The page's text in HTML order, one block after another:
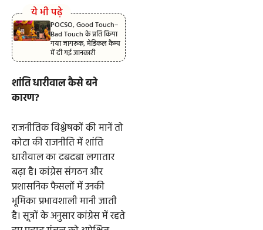
ये भी पढ़े
POCSO, Good Touch–
Bad Touch के प्रति किया
गया जागरूक, मेडिकल कैम्प
में दी गई जानकारी
शांति धारीवाल कैसे बने
कारण?
राजनीतिक विश्लेषकों की मानें तो
कोटा की राजनीति में शांति
धारीवाल का दबदबा लगातार
बढ़ा है। कांग्रेस संगठन और
प्रशासनिक फैसलों में उनकी
भूमिका प्रभावशाली मानी जाती
है। सूत्रों के अनुसार कांग्रेस में रहते